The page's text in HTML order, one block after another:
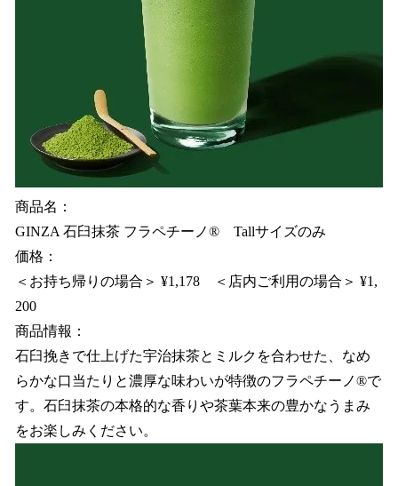
商品名：
GINZA 石臼抹茶 フラペチーノ® Tallサイズのみ
価格：
＜お持ち帰りの場合＞ ¥1,178 ＜店内ご利用の場合＞ ¥1,
200
商品情報：
石臼挽きで仕上げた宇治抹茶とミルクを合わせた、なめ
らかな口当たりと濃厚な味わいが特徴のフラペチーノ®で
す。石臼抹茶の本格的な香りや茶葉本来の豊かなうまみ
をお楽しみください。